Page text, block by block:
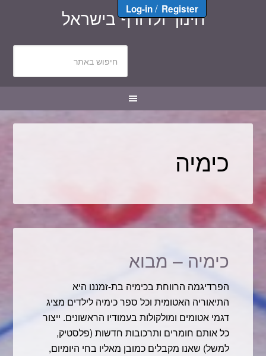
Log-in/ Register
חינוך ולדורף בישראל
כימיה
כימיה – מבוא
הפרדיגמה הרווחת בכימיה בת-זמננו היא
התיאוריה האטומית וכל ספר כימיה לילדים מציג
דגמי אטומים ומולקולות בעמודיו הראשונים. ייצור
כל אותם חומרים ותרכובות חדשות (פלסטיק,
למשל) שאנו מקבלים כמובן מאליו בחי היומיום,